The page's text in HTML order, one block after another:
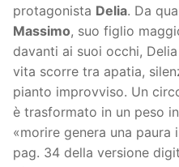
protagonista Delia. Da
Massimo, suo figlio
davanti ai suoi occhi,
vita scorre tra apatia,
pianto improvviso. Un
è trasformato in un peso
«morire genera una
pag. 34 della versione